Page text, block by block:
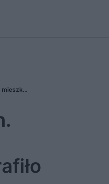
Ewa i Jacek kupili szkołę z 1890 r. na Mazurach. Klasy lekcyjne stały się przestronną kuchnio-jadalnią i salonem, a mieszkanie nauczyciela trafiło we władanie gospodarzy